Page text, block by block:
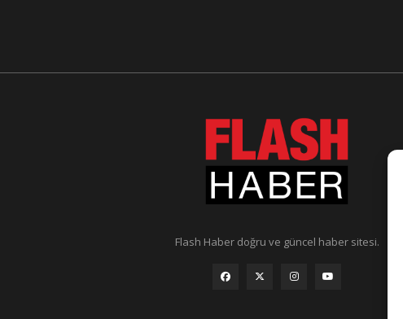
Flash Haber doğru ve güncel haber sitesi.